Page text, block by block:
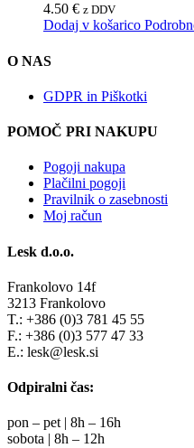
4.50 € z DDV
Dodaj v košarico
O NAS
GDPR in Piškotki
POMOČ PRI NAKUPU
Pogoji nakupa
Plačilni pogoji
Pravilnik o zasebnosti
Moj račun
Lesk d.o.o.
Frankolovo 14f
3213 Frankolovo
T.: +386 (0)3 781 45 55
F.: +386 (0)3 577 47 33
E.: lesk@lesk.si
Odpiralni čas:
pon – pet | 8h – 16h
sobota | 8h – 12h